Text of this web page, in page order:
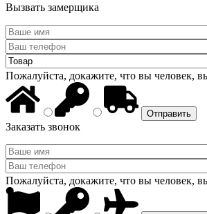
Вызвать замерщика
Пожалуйста, докажите, что вы человек,
Заказать звонок
Пожалуйста, докажите, что вы человек,